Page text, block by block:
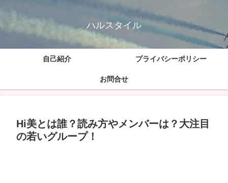
ハルスタイル
自己紹介 プライバシーポリシー
お問合せ
Hi美とは誰？読み方やメンバーは？大注目
の若いグループ！